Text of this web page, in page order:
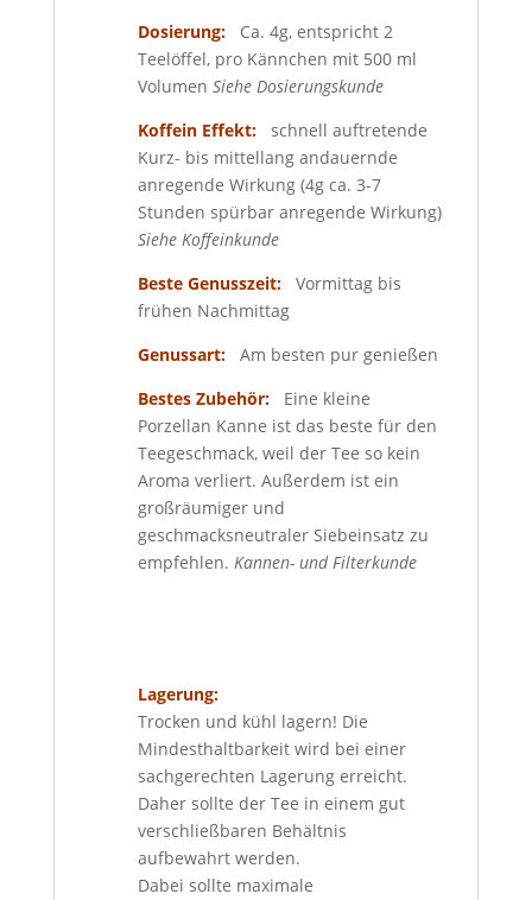
Dosierung:Ca. 4g, entspricht 2
Teelöffel, pro Kännchen mit 500 ml
Volumen Siehe Dosierungskunde
Koffein Effekt:
schnell auftretende
Kurz- bis mittellang andauernde
anregende Wirkung (4g ca. 3-7
Stunden spürbar anregende Wirkung)
Siehe Koffeinkunde
Beste Genusszeit:
Vormittag bis
frühen Nachmittag
Genussart:
Am besten pur genießen
Bestes Zubehör:Eine kleine
Porzellan Kanne ist das beste für den
Teegeschmack, weil der Tee so kein
Aroma verliert. Außerdem ist ein
großräumiger und
geschmacksneutraler Siebeinsatz zu
empfehlen. Kannen- und Filterkunde
Lagerung:
Trocken und kühl lagern! Die
Mindesthaltbarkeit wird bei einer
sachgerechten Lagerung erreicht.
Daher sollte der Tee in einem gut
verschließbaren Behältnis
aufbewahrt werden.
Dabei sollte maximale